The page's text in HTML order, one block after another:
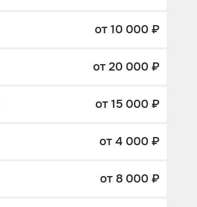
от 10 000 ₽
от 20 000 ₽
от 15 000 ₽
от 4 000 ₽
от 8 000 ₽